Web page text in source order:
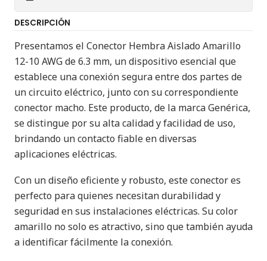
DESCRIPCIÓN
Presentamos el Conector Hembra Aislado Amarillo
12-10 AWG de 6.3 mm, un dispositivo esencial que
establece una conexión segura entre dos partes de
un circuito eléctrico, junto con su correspondiente
conector macho. Este producto, de la marca Genérica,
se distingue por su alta calidad y facilidad de uso,
brindando un contacto fiable en diversas
aplicaciones eléctricas.
Con un diseño eficiente y robusto, este conector es
perfecto para quienes necesitan durabilidad y
seguridad en sus instalaciones eléctricas. Su color
amarillo no solo es atractivo, sino que también ayuda
a identificar fácilmente la conexión.